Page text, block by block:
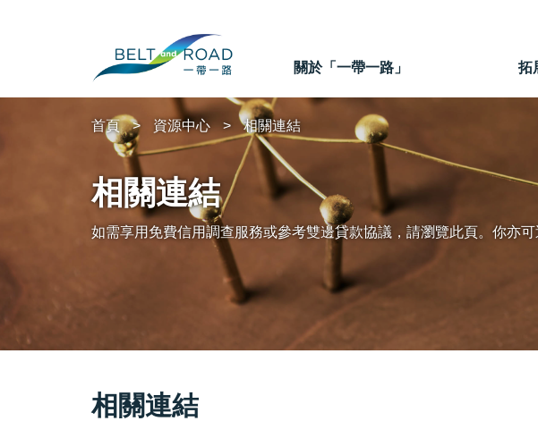
關於「一帶一路」 拓
首頁 資源中心 相關連結
相關連結
如需享用免費信用調查服務或參考雙邊貸款協議，請瀏覽此頁。你亦
相關連結